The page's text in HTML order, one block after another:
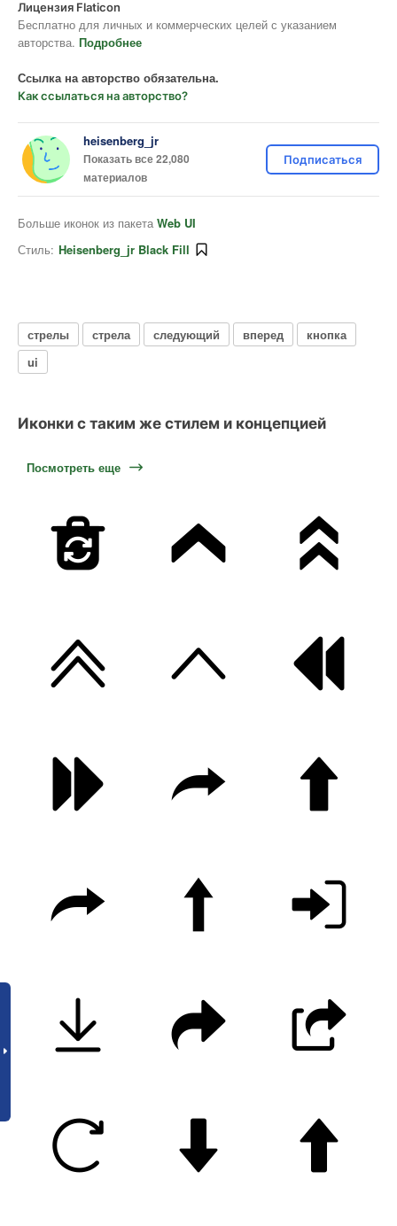
Лицензия Flaticon
Бесплатно для личных и коммерческих целей с указанием
авторства. Подробнее
Ссылка на авторство обязательна.
Как ссылаться на авторство?
heisenberg_jr
Показать все 22,080
материалов
Подписаться
Больше иконок из пакета Web UI
Стиль: Heisenberg_jr Black Fill
стрелы стрела следующий вперед
кнопка
ui
Иконки с таким же стилем и концепцией
Посмотреть еще